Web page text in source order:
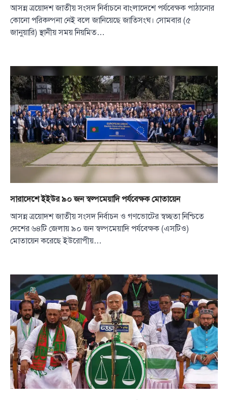
আসন্ন ত্রয়োদশ জাতীয় সংসদ নির্বাচনে বাংলাদেশে পর্যবেক্ষক পাঠানোর
কোনো পরিকল্পনা নেই বলে জানিয়েছে জাতিসংঘ। সোমবার (৫
জানুয়ারি) স্থানীয় সময় নিয়মিত…
সারাদেশে ইইউর ৯০ জন স্বল্পমেয়াদি পর্যবেক্ষক মোতায়েন
আসন্ন ত্রয়োদশ জাতীয় সংসদ নির্বাচন ও গণভোটের স্বচ্ছতা নিশ্চিতে
দেশের ৬৪টি জেলায় ৯০ জন স্বল্পমেয়াদি পর্যবেক্ষক (এসটিও)
মোতায়েন করেছে ইউরোপীয়…